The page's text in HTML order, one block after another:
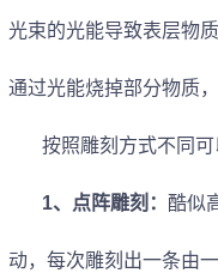
光束的光能导致表层物
通过光能烧掉部分物质
按照雕刻方式不同可
1、点阵雕刻： 酷似
动，每次雕刻出一条由